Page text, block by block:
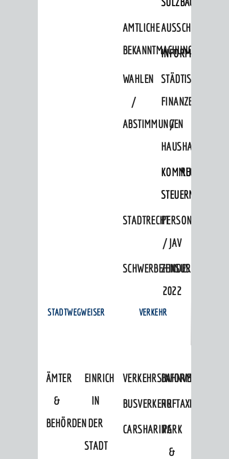
AMTLICHE
BEKANNTMACHUNGEN
WAHLEN
/
ABSTIMMUNGEN
STÄDTISCHE
FINANZEN
/
HAUSHALT
KOMMUNALE
STEUERN
STADTRECHTPERSONALRAT
/ JAV
ZENSUS
2022
STADTWEGWEISER
ÄMTER
&
BEHÖRDEN
EINRICHTUNGEN
IN
DER
STADT
VERKEHR
VERKEHRSINFORMATIONEN
BAHNVERKEHR
BUSVERKEHRRUFTAXI
CARSHARINGPARK
&